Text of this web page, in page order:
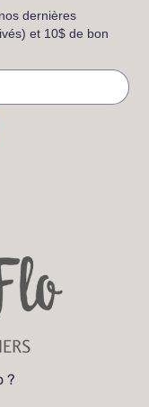
dernières
et 10$ de bon
?